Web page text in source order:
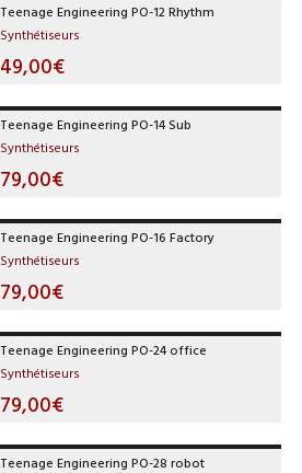
Teenage Engineering PO-12 Rhythm
Synthétiseurs
49,00€
Teenage Engineering PO-14 Sub
Synthétiseurs
79,00€
Teenage Engineering PO-16 Factory
Synthétiseurs
79,00€
Teenage Engineering PO-24 office
Synthétiseurs
79,00€
Teenage Engineering PO-28 robot